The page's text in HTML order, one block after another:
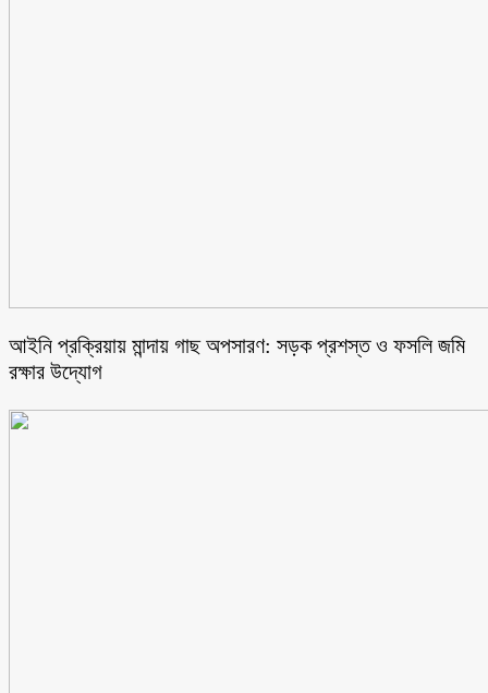
আইনি প্রক্রিয়ায় মান্দায় গাছ অপসারণ: সড়ক প্রশস্ত ও ফসলি জমি
রক্ষার উদ্যোগ